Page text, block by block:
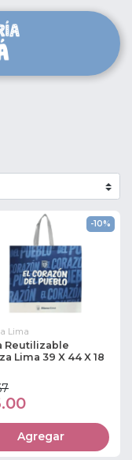
-10%
Lima
Reutilizable
Lima 39 X 44 X 18
Agregar